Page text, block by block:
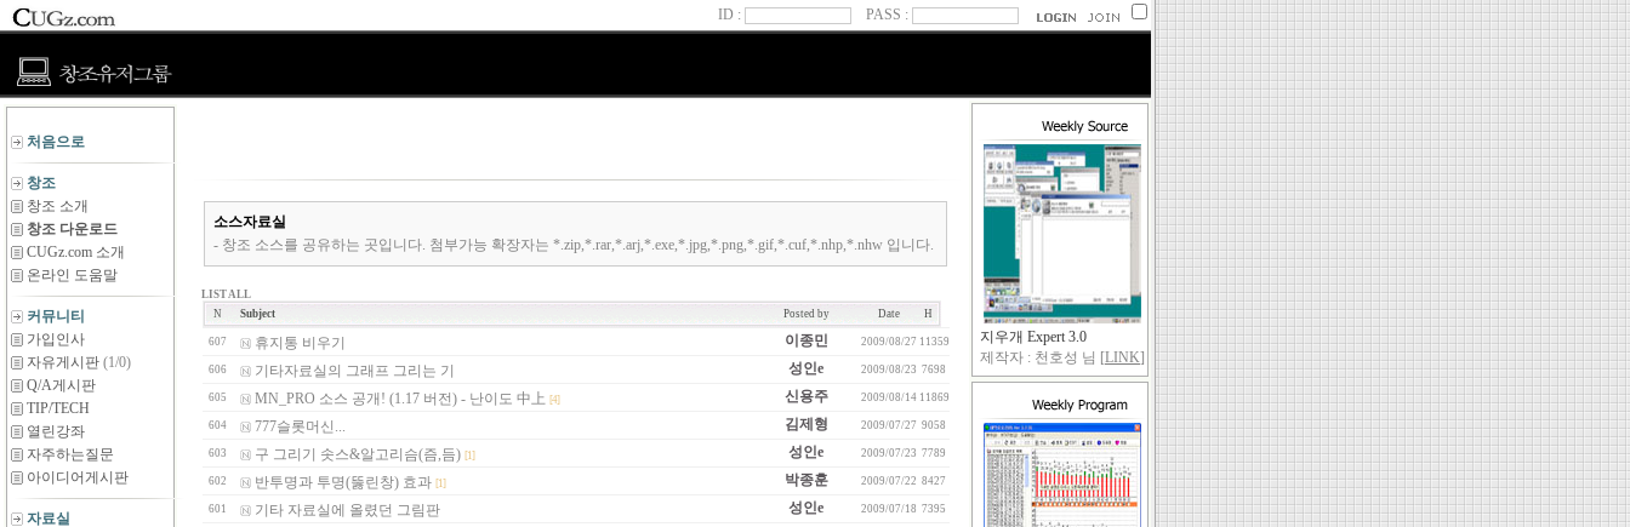
ID : PASS :
처음으로
창조
창조 소개
창조 다운로드
CUGz.com 소개
온라인 도움말
커뮤니티
가입인사
자유게시판 (1/0)
Q/A게시판
TIP/TECH
열린강좌
자주하는질문
아이디어게시판
자료실
소스자료실
- 창조 소스를 공유하는 곳입니다. 첨부가능 확장자는 *.zip,*.rar,*.arj,*.exe,*.jpg,*.png,*.gif,*.cuf,*.nhp,*.nhw 입니다.
LIST ALL
N
Subject Posted by Date H
607 휴지통 비우기 이종민 2009/08/27 11359
606 기타자료실의 그래프 그리는 기 성인e 2009/08/23 7698
605 MN_PRO 소스 공개! (1.17 버전) - 난이도 中上 [4] 신용주 2009/08/1411869
604 777슬롯머신... 김제형 2009/07/27 9058
603 구 그리기 솟스&알고리슴(즘,듬) [1] 성인e 2009/07/23 7789
602 반투명과 투명(뚫린창) 효과 [1] 박종훈 2009/07/22 8427
601 기타 자료실에 올렸던 그림판 성인e 2009/07/18 7395
지우개 Expert 3.0
제작자 : 천호성 님 [LINK]